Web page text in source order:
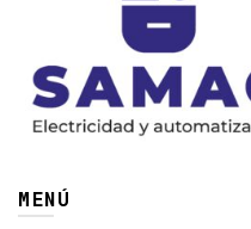
MENÚ